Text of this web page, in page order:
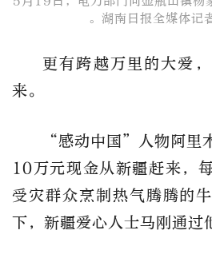
。湖南日报全媒体
更有跨越万里的大爱
来。
“感动中国”人物阿里
10万元现金从新疆赶来，
受灾群众烹制热气腾腾的
下，新疆爱心人士马刚通过